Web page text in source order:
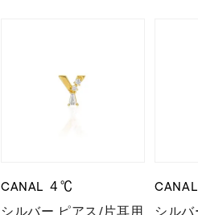
CANAL ４℃
シルバー ピアス/片耳用
シル